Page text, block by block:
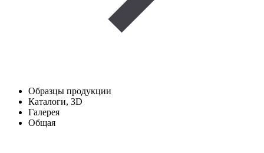
Образцы продукции
Каталоги, 3D
Галерея
Общая